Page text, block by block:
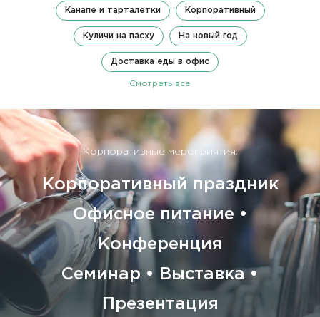
Канапе и тарталетки Корпоративный
Куличи на пасху На новый год
Доставка еды в офис
Смотреть все
Корпоративные мероприятия:
Корпоративный праздник
Офисное питание •
Конференция
Семинар • Выставка •
Презентация